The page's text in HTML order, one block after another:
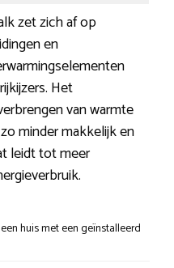
zet zich af op
en
Het
van warmte
minder makkelijk en
leidt tot meer
huis met een geïnstalleerd